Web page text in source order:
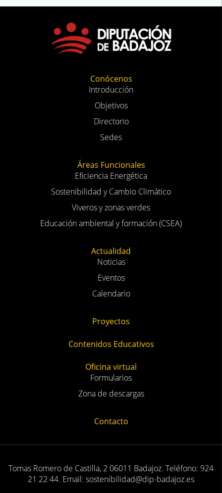
Conócenos
Introducción
Objetivos
Directorio
Sedes
Áreas Funcionales
Eficiencia Energética
Sostenibilidad y Cambio Climático
Viveros y zonas verdes
Educación ambiental y formación (CSEA)
Actualidad
Noticias
Eventos
Calendario
Proyectos
Contenidos Educativos
Oficina virtual
Formularios
Zona de descargas
Contacto
Tomas Romero de Castilla, 2 06011 Badajoz. Teléfono: 924
21 22 44. Email: sostenibilidad@dip-badajoz.es